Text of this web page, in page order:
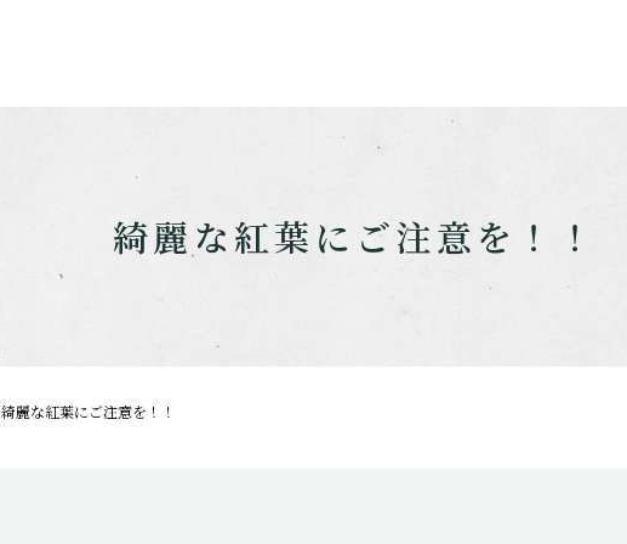
綺麗な紅葉にご注意を！！
綺麗な紅葉にご注意を！！